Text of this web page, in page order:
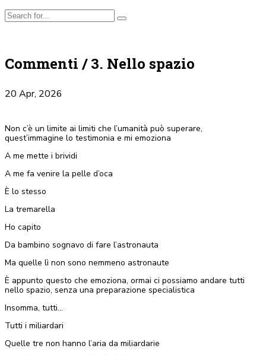
Commenti / 3. Nello spazio
20 Apr, 2026
Non c’è un limite ai limiti che l’umanità può superare,
quest’immagine lo testimonia e mi emoziona
A me mette i brividi
A me fa venire la pelle d’oca
È lo stesso
La tremarella
Ho capito
Da bambino sognavo di fare l’astronauta
Ma quelle lì non sono nemmeno astronaute
È appunto questo che emoziona, ormai ci possiamo andare tutti
nello spazio, senza una preparazione specialistica
Insomma, tutti…
Tutti i miliardari
Quelle tre non hanno l’aria da miliardarie